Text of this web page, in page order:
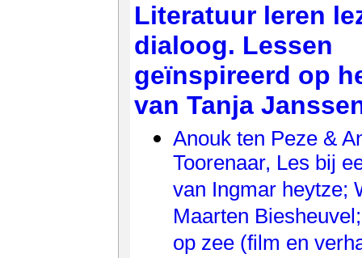
Literatuur leren
dialoog. Lessen
geïnspireerd op
van Tanja
Anouk ten Peze &
Toorenaar, Les bij
van Ingmar heytze;
Maarten
op zee (film en